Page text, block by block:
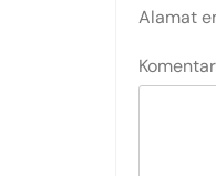
Alamat
Komentar